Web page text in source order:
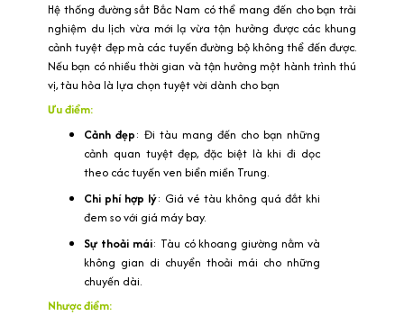
Hệ thống đường sắt Bắc Nam có thể mang đến cho bạn trải
nghiệm du lịch vừa mới lạ vừa tận hưởng được các khung
cảnh tuyệt đẹp mà các tuyến đường bộ không thể đến được.
Nếu bạn có nhiều thời gian và tận hưởng một hành trình thú
vị, tàu hỏa là lựa chọn tuyệt vời dành cho bạn
Ưu điểm:
Cảnh đẹp: Đi tàu mang đến cho bạn những
cảnh quan tuyệt đẹp, đặc biệt là khi đi dọc
theo các tuyến ven biển miền Trung.
Chi phí hợp lý: Giá vé tàu không quá đắt khi
đem so với giá máy bay.
Sự thoải mái: Tàu có khoang giường nằm và
không gian di chuyển thoải mái cho những
chuyến dài.
Nhược điểm: